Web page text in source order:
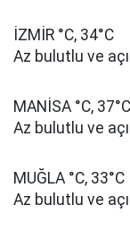
İZMİR °C, 34°C
Az bulutlu ve
MANİSA °C, 37°C
Az bulutlu ve
MUĞLA °C, 33°C
Az bulutlu ve